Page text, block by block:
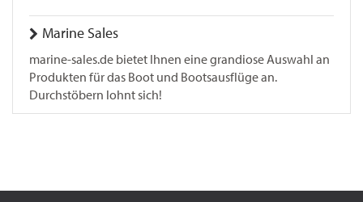
Marine Sales
marine-sales.de bietet Ihnen eine grandiose Auswahl an
Produkten für das Boot und Bootsausflüge an.
Durchstöbern lohnt sich!